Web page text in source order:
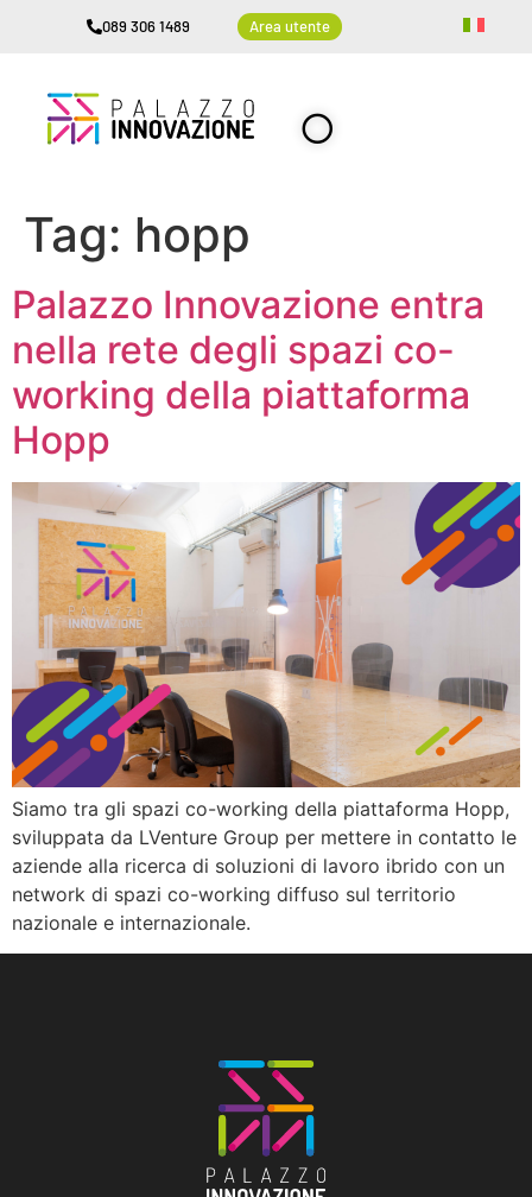
089 306 1489 Area utente
Tag: hopp
Palazzo Innovazione entra
nella rete degli spazi co-
working della piattaforma
Hopp
Siamo tra gli spazi co-working della piattaforma Hopp,
sviluppata da LVenture Group per mettere in contatto le
aziende alla ricerca di soluzioni di lavoro ibrido con un
network di spazi co-working diffuso sul territorio
nazionale e internazionale.